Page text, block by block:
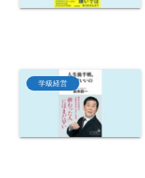
学級経営